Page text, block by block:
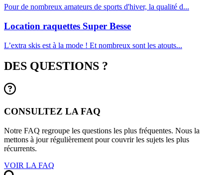
Pour de nombreux amateurs de sports d'hiver, la qualité d...
Location raquettes Super Besse
L’extra skis est à la mode ! Et nombreux sont les atouts...
DES QUESTIONS ?
CONSULTEZ LA FAQ
Notre FAQ regroupe les questions les plus fréquentes. Nous la
mettons à jour régulièrement pour couvrir les sujets les plus
récurrents.
VOIR LA FAQ